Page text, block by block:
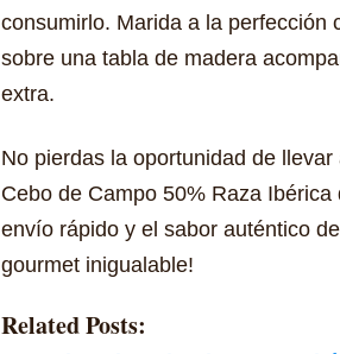
consumirlo. Marida a la perfección
sobre una tabla de madera
extra.
No pierdas la oportunidad de
Cebo de Campo 50% Raza
envío rápido y el sabor auténtico
gourmet inigualable!
Related Posts: